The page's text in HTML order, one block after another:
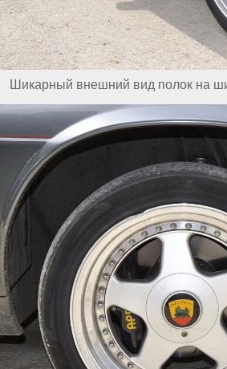
Шикарный внешний вид полок на